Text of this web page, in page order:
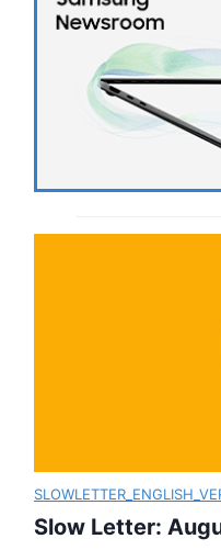
Slow Letter: